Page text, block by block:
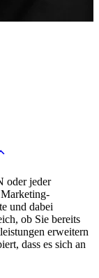
oder jeder
und dabei
ob Sie bereits
erweitern
dass es sich an